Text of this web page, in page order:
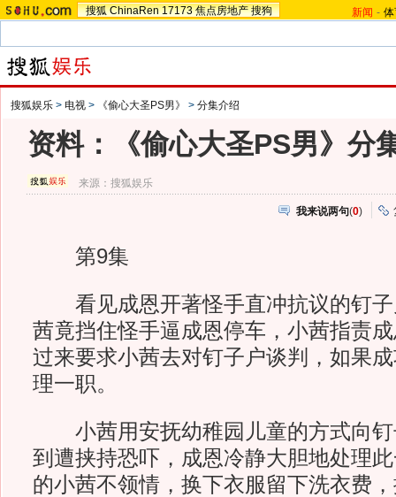
搜狐 ChinaRen 17173 焦点房地产 搜狗 新闻 -
搜狐娱乐 > 电视 > 《偷心大圣PS男》 > 分集介绍
资料：《偷心大圣PS男》分
来源：搜狐娱乐
我来说两句(0)
第9集
看见成恩开著怪手直冲抗议的钉子
茜竟挡住怪手逼成恩停车，小茜指责
过来要求小茜去对钉子户谈判，如果
理一职。
小茜用安抚幼稚园儿童的方式向钉
到遭挟持恐吓，成恩冷静大胆地处理
的小茜不领情，换下衣服留下洗衣费